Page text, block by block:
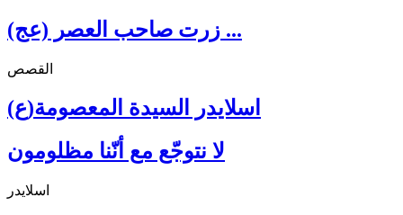
زرت صاحب العصر (عج) ...
القصص
اسلايدر السيدة المعصومة(ع)
لا نتوجّع مع أنّنا مظلومون
اسلايدر